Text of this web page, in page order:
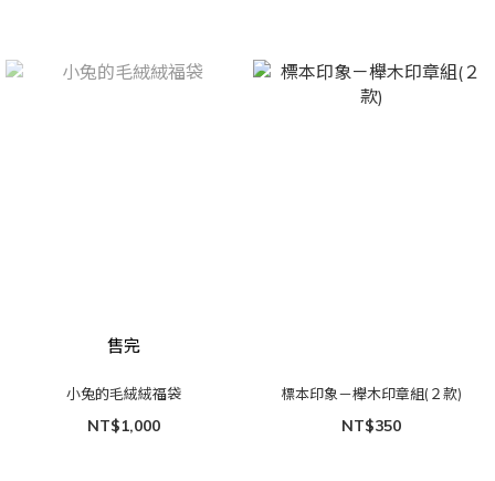
售完
小兔的毛絨絨福袋
NT$1,000
標本印象－櫸木印章組(２款)
NT$350